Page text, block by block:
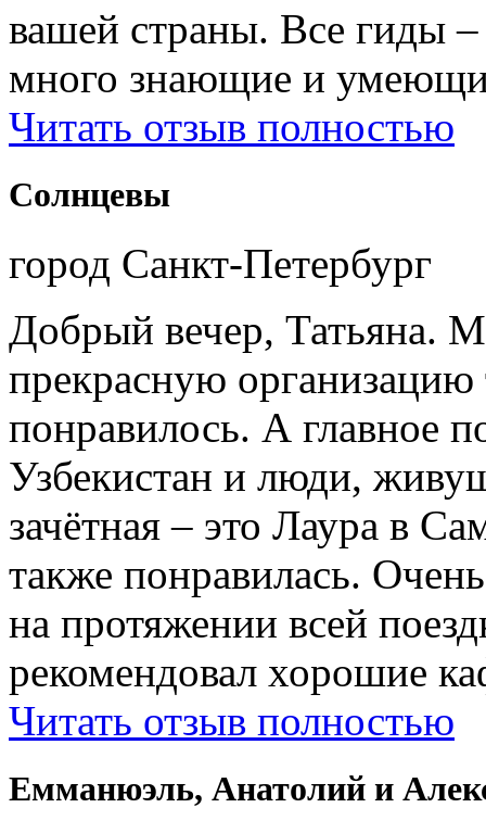
вашей страны. Все гиды
много знающие и
Читать отзыв полностью
Солнцевы
город Санкт-Петербург
Добрый вечер, Татьяна.
прекрасную
понравилось. А главное
Узбекистан и люди,
зачётная – это Лаура в
также понравилась.
на протяжении всей
рекомендовал хорошие
Читать отзыв полностью
Емманюэль, Анатолий и